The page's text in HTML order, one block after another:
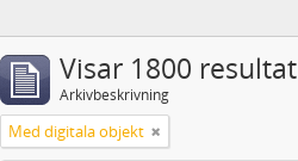
Visar 1800 resultat
Arkivbeskrivning
Med digitala objekt